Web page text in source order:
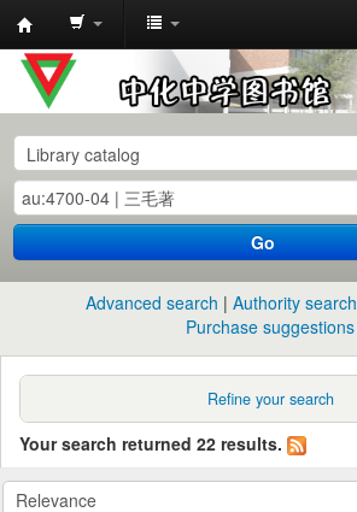
中
化
中
学
图
书
馆
目
Go
Advanced search Authority search
Purchase suggestions
Refine your search
Your search returned 22 results.